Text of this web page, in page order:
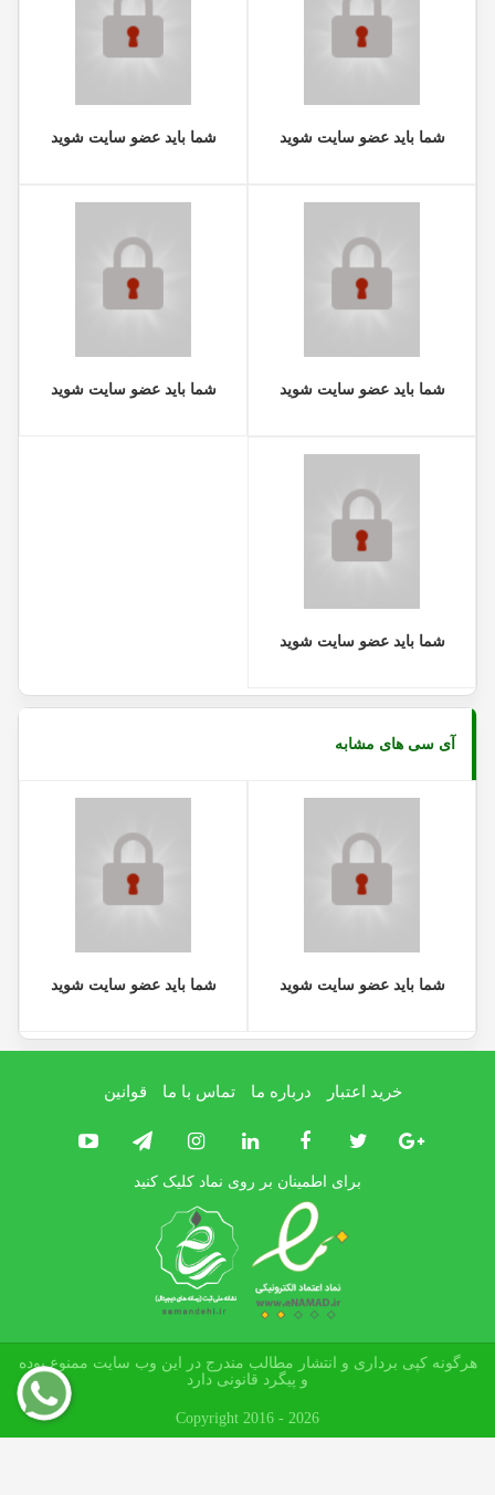
شما باید عضو سایت شوید شما باید عضو سایت شوید
شما باید عضو سایت شوید شما باید عضو سایت شوید
شما باید عضو سایت شوید
آی سی های مشابه
شما باید عضو سایت شوید شما باید عضو سایت شوید
خرید اعتبار درباره ما تماس با ما قوانین
برای اطمینان بر روی نماد کلیک کنید
هرگونه کپی برداری و انتشار مطالب مندرج در این وب سایت ممنوع بوده
و پیگرد قانونی دارد
Copyright 2016 - 2026